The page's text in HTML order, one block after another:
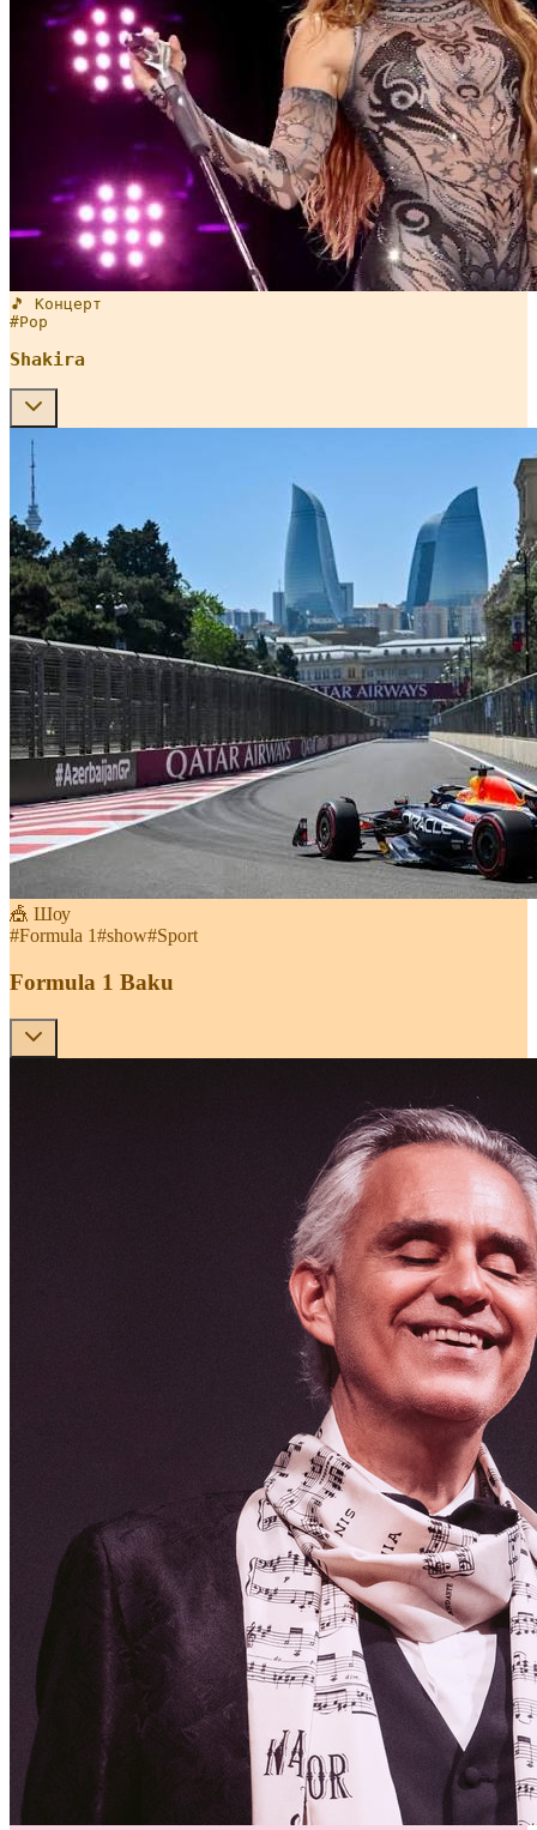
🎵 Концерт
#Pop
Shakira
🎪 Шоу
#Formula 1#show#Sport
Formula 1 Baku